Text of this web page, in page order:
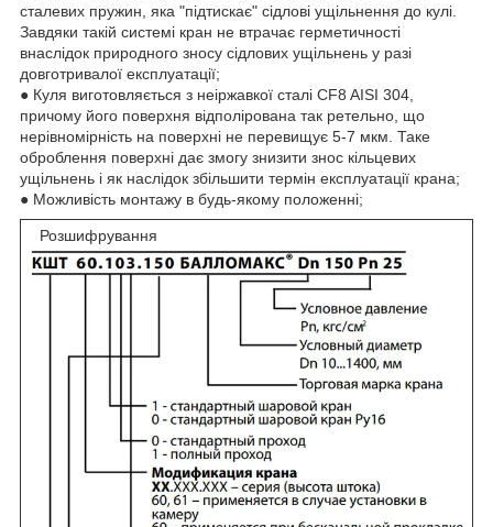
сталевих пружин, яка "підтискає" сідлові ущільнення до кулі.
Завдяки такій системі кран не втрачає герметичності
внаслідок природного зносу сідлових ущільнень у разі
довготривалої експлуатації;
● Куля виготовляється з неіржавкої сталі CF8 AISI 304,
причому його поверхня відполірована так ретельно, що
нерівномірність на поверхні не перевищує 5-7 мкм. Таке
оброблення поверхні дає змогу знизити знос кільцевих
ущільнень і як наслідок збільшити термін експлуатації крана;
● Можливість монтажу в будь-якому положенні;
Розшифрування